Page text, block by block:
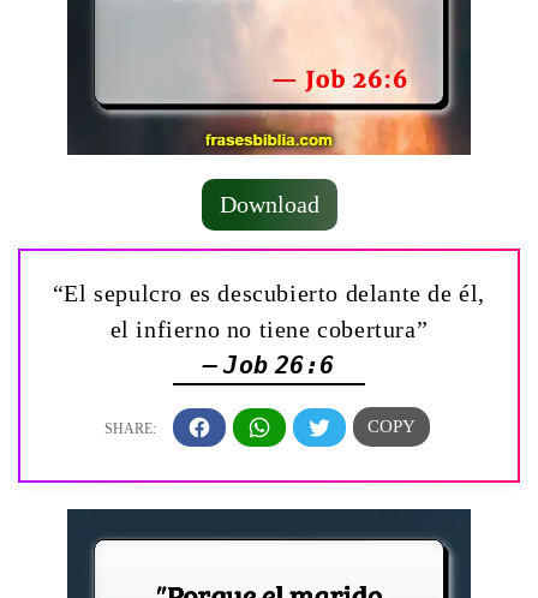
Download
“El sepulcro es descubierto delante de él,
el infierno no tiene cobertura”
— Job 26:6